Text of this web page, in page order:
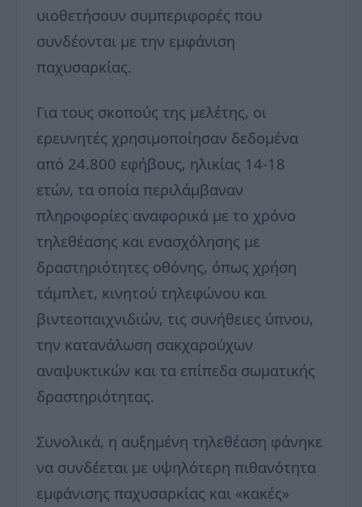
υιοθετήσουν συμπεριφορές που
συνδέονται με την εμφάνιση
παχυσαρκίας.
Για τους σκοπούς της μελέτης, οι
ερευνητές χρησιμοποίησαν δεδομένα
από 24.800 εφήβους, ηλικίας 14-18
ετών, τα οποία περιλάμβαναν
πληροφορίες αναφορικά με το χρόνο
τηλεθέασης και ενασχόλησης με
δραστηριότητες οθόνης, όπως χρήση
τάμπλετ, κινητού τηλεφώνου και
βιντεοπαιχνιδιών, τις συνήθειες ύπνου,
την κατανάλωση σακχαρούχων
αναψυκτικών και τα επίπεδα σωματικής
δραστηριότητας.
Συνολικά, η αυξημένη τηλεθέαση φάνηκε
να συνδέεται με υψηλότερη πιθανότητα
εμφάνισης παχυσαρκίας και «κακές»